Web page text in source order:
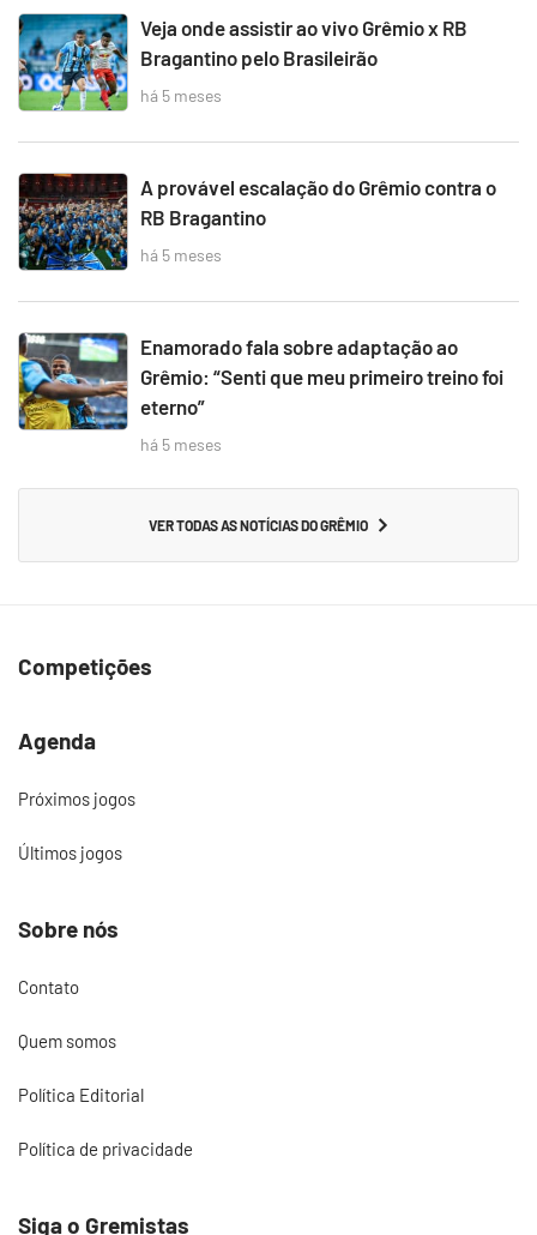
Veja onde assistir ao vivo Grêmio x RB
Bragantino pelo Brasileirão
há 5 meses
A provável escalação do Grêmio contra o
RB Bragantino
há 5 meses
Enamorado fala sobre adaptação ao
Grêmio: “Senti que meu primeiro treino foi
eterno”
há 5 meses
VER TODAS AS NOTÍCIAS DO GRÊMIO
Competições
Agenda
Próximos jogos
Últimos jogos
Sobre nós
Contato
Quem somos
Política Editorial
Política de privacidade
Siga o Gremistas